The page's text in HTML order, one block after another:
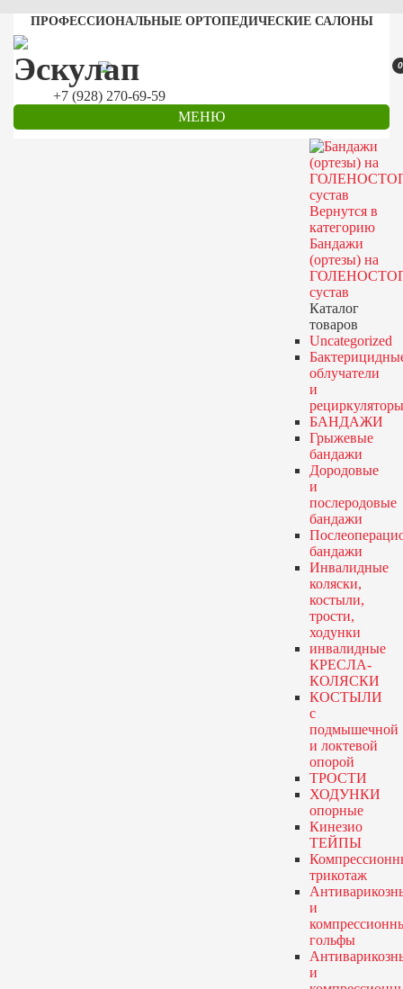
ПРОФЕССИОНАЛЬНЫЕ ОРТОПЕДИЧЕСКИЕ САЛОНЫ
+7 (928) 270-69-59
0
МЕНЮ
Вернутся в
категорию
Бандажи
(ортезы) на
сустав
Каталог
товаров
Uncategorized
облучатели
и
рециркуляторы
БАНДАЖИ
Грыжевые
бандажи
Дородовые
и
послеродовые
бандажи
бандажи
Инвалидные
коляски,
костыли,
трости,
ходунки
инвалидные
КРЕСЛА-
КОЛЯСКИ
КОСТЫЛИ
с
подмышечной
и локтевой
опорой
ТРОСТИ
ХОДУНКИ
опорные
Кинезио
ТЕЙПЫ
трикотаж
и
гольфы
и